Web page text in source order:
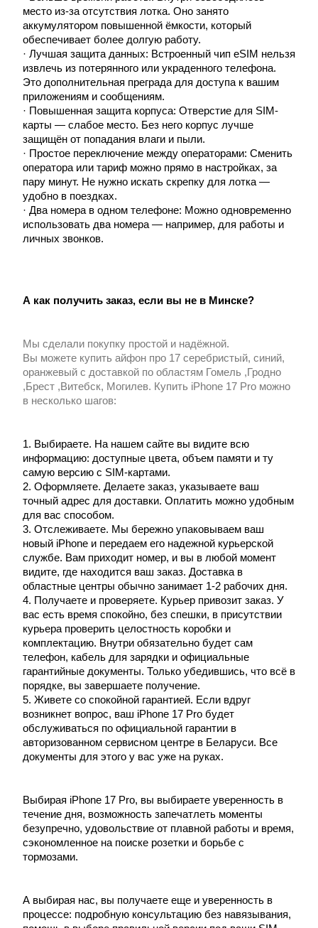
место из-за отсутствия лотка. Оно занято
аккумулятором повышенной ёмкости, который
обеспечивает более долгую работу.
· Лучшая защита данных: Встроенный чип eSIM нельзя
извлечь из потерянного или украденного телефона.
Это дополнительная преграда для доступа к вашим
приложениям и сообщениям.
· Повышенная защита корпуса: Отверстие для SIM-
карты — слабое место. Без него корпус лучше
защищён от попадания влаги и пыли.
· Простое переключение между операторами: Сменить
оператора или тариф можно прямо в настройках, за
пару минут. Не нужно искать скрепку для лотка —
удобно в поездках.
· Два номера в одном телефоне: Можно одновременно
использовать два номера — например, для работы и
личных звонков.
А как получить заказ, если вы не в Минске?
Мы сделали покупку простой и надёжной.
Вы можете купить айфон про 17 серебристый, синий,
оранжевый с доставкой по областям Гомель ,Гродно
,Брест ,Витебск, Могилев. Купить iPhone 17 Pro можно
в несколько шагов:
1. Выбираете. На нашем сайте вы видите всю
информацию: доступные цвета, объем памяти и ту
самую версию с SIM-картами.
2. Оформляете. Делаете заказ, указываете ваш
точный адрес для доставки. Оплатить можно удобным
для вас способом.
3. Отслеживаете. Мы бережно упаковываем ваш
новый iPhone и передаем его надежной курьерской
службе. Вам приходит номер, и вы в любой момент
видите, где находится ваш заказ. Доставка в
областные центры обычно занимает 1-2 рабочих дня.
4. Получаете и проверяете. Курьер привозит заказ. У
вас есть время спокойно, без спешки, в присутствии
курьера проверить целостность коробки и
комплектацию. Внутри обязательно будет сам
телефон, кабель для зарядки и официальные
гарантийные документы. Только убедившись, что всё в
порядке, вы завершаете получение.
5. Живете со спокойной гарантией. Если вдруг
возникнет вопрос, ваш iPhone 17 Pro будет
обслуживаться по официальной гарантии в
авторизованном сервисном центре в Беларуси. Все
документы для этого у вас уже на руках.
Выбирая iPhone 17 Pro, вы выбираете уверенность в
течение дня, возможность запечатлеть моменты
безупречно, удовольствие от плавной работы и время,
сэкономленное на поиске розетки и борьбе с
тормозами.
А выбирая нас, вы получаете еще и уверенность в
процессе: подробную консультацию без навязывания,